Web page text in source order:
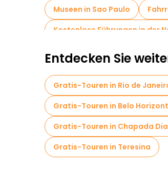
Museen in Sao Paulo
Kostenlose Führungen in der
Entdecken Sie
Gratis-Touren in Rio de
Gratis-Touren in Belo
Gratis-Touren in Chapada
Gratis-Touren in Teresina